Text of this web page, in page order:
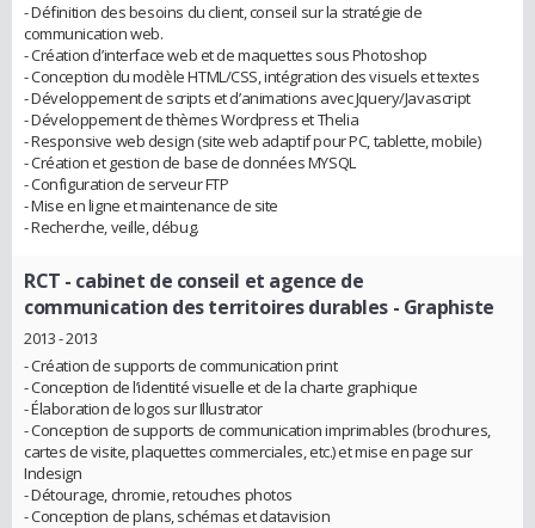
- Définition des besoins du client, conseil sur la stratégie de
communication web.
- Création d’interface web et de maquettes sous Photoshop
- Conception du modèle HTML/CSS, intégration des visuels et textes
- Développement de scripts et d’animations avec Jquery/Javascript
- Développement de thèmes Wordpress et Thelia
- Responsive web design (site web adaptif pour PC, tablette, mobile)
- Création et gestion de base de données MYSQL
- Configuration de serveur FTP
- Mise en ligne et maintenance de site
- Recherche, veille, débug.
RCT - cabinet de conseil et agence de
communication des territoires durables - Graphiste
2013 - 2013
- Création de supports de communication print
- Conception de l’identité visuelle et de la charte graphique
- Élaboration de logos sur Illustrator
- Conception de supports de communication imprimables (brochures,
cartes de visite, plaquettes commerciales, etc.) et mise en page sur
Indesign
- Détourage, chromie, retouches photos
- Conception de plans, schémas et datavision